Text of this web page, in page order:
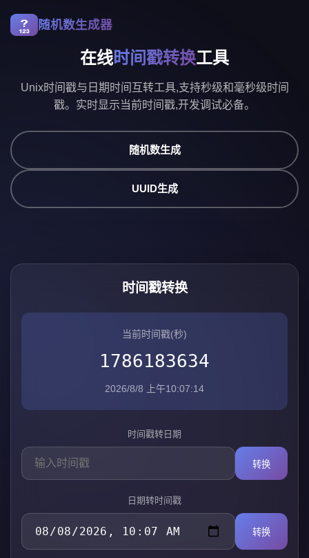
随机数生成器
在线时间戳转换工具
Unix时间戳与日期时间互转工具,支持秒级和毫秒级时间
戳。实时显示当前时间戳,开发调试必备。
随机数生成
UUID生成
时间戳转换
当前时间戳(秒)
1786183635
2026/8/8 上午10:07:15
时间戳转日期
转换
日期转时间戳
转换